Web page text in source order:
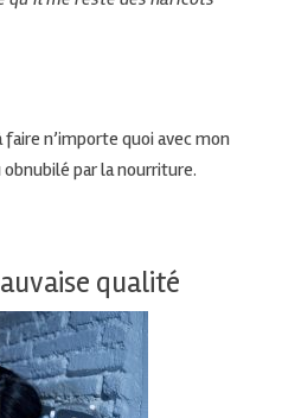
n’importe quoi avec mon
par la nourriture.
qualité